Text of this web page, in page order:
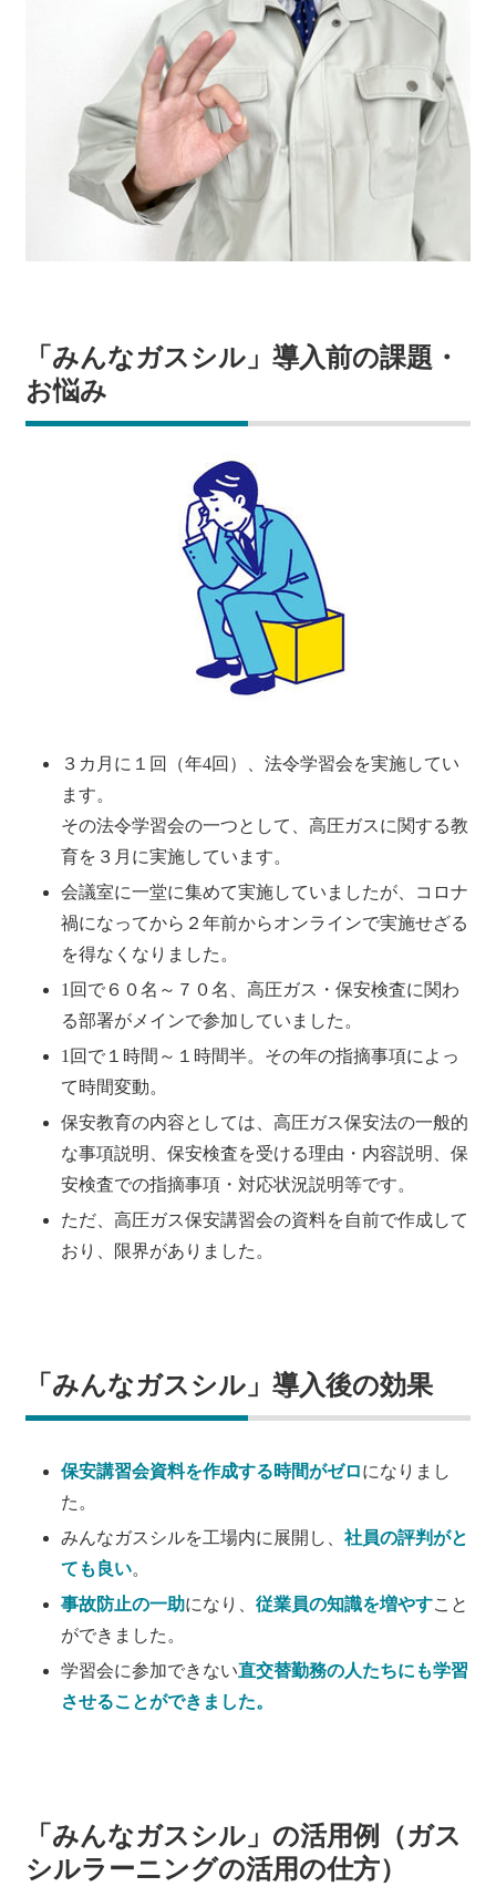
「みんなガスシル」導入前の課題・
お悩み
３カ月に１回（年4回）、法令学習会を実施してい
ます。
その法令学習会の一つとして、高圧ガスに関する教
育を３月に実施しています。
会議室に一堂に集めて実施していましたが、コロナ
禍になってから２年前からオンラインで実施せざる
を得なくなりました。
1回で６０名～７０名、高圧ガス・保安検査に関わ
る部署がメインで参加していました。
1回で１時間～１時間半。その年の指摘事項によっ
て時間変動。
保安教育の内容としては、高圧ガス保安法の一般的
な事項説明、保安検査を受ける理由・内容説明、保
安検査での指摘事項・対応状況説明等です。
ただ、高圧ガス保安講習会の資料を自前で作成して
おり、限界がありました。
「みんなガスシル」導入後の効果
保安講習会資料を作成する時間がゼロになりまし
た。
みんなガスシルを工場内に展開し、社員の評判がと
ても良い。
事故防止の一助になり、従業員の知識を増やすこと
ができました。
学習会に参加できない直交替勤務の人たちにも学習
させることができました。
「みんなガスシル」の活用例（ガス
シルラーニングの活用の仕方）